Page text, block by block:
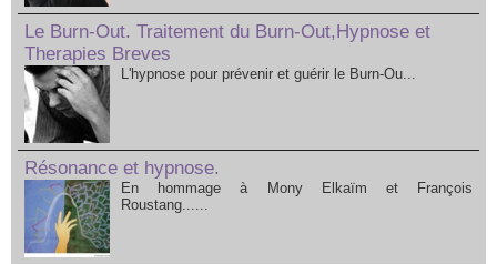
Le Burn-Out. Traitement du Burn-Out,Hypnose et
Therapies Breves
L'hypnose pour prévenir et guérir le Burn-Ou...
Résonance et hypnose.
En hommage à Mony Elkaïm et François
Roustang......